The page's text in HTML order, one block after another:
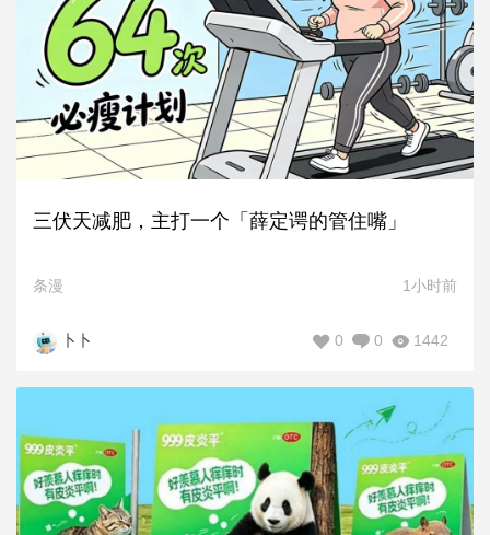
三伏天减肥，主打一个「薛定谔的管住嘴」
条漫 1小时前
卜卜 1442
0
0